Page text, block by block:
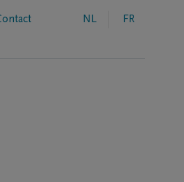
NL FR